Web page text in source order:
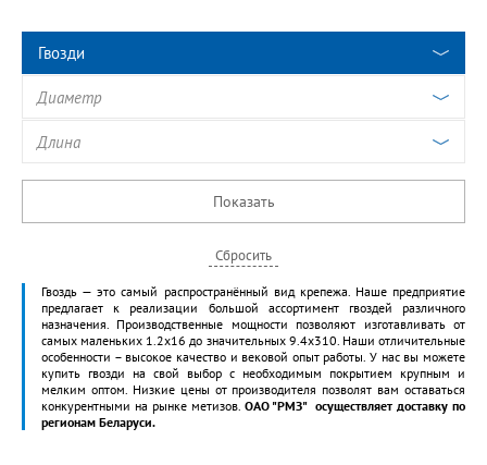
Гвозди
Диаметр
Длина
Гвоздь — это самый распространённый вид крепежа. Наше предприятие
предлагает к реализации большой ассортимент гвоздей различного
назначения. Производственные мощности позволяют изготавливать от
самых маленьких 1.2х16 до значительных 9.4х310. Наши отличительные
особенности – высокое качество и вековой опыт работы. У нас вы можете
купить гвозди на свой выбор с необходимым покрытием крупным и
мелким оптом. Низкие цены от производителя позволят вам оставаться
конкурентными на рынке метизов. ОАО "РМЗ" осуществляет доставку по
регионам Беларуси.